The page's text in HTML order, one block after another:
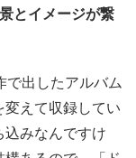
とイメージが繋
出したアルバム
えて収録してい
みなんですけ